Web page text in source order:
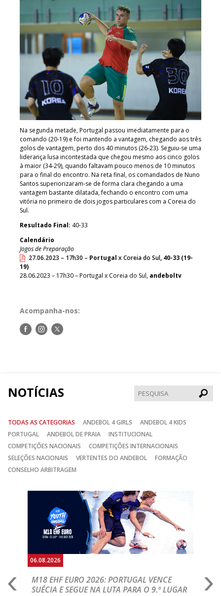
Na segunda metade, Portugal passou imediatamente para o
comando (20-19) e foi mantendo a vantagem, chegando aos três
golos de vantagem, perto dos 40 minutos (26-23). Seguiu-se uma
liderança lusa incontestada que chegou mesmo aos cinco golos
à maior (34-29), quando faltavam pouco menos de 10 minutos
para o final do encontro. Na reta final, os comandados de Nuno
Santos superiorizaram-se de forma clara chegando a uma
vantagem bastante dilatada, fechando o encontro com uma
vitória no primeiro de dois jogos particulares com a Coreia do
Sul.
Resultado Final: 40-33
Calendário
Jogos de Preparação
27.06.2023 – 17h30 – Portugal x Coreia do Sul, 40-33 (19-
19)
28.06.2023 – 17h30 – Portugal x Coreia do Sul, andeboltv
Acompanha-nos:
Siga-Siga-Siga-
NOTÍCIAS
TODAS AS CATEGORIAS ANDEBOL 4 GIRLS
ANDEBOL 4 KIDS
PORTUGAL
ANDEBOL DE PRAIA
INSTITUCIONAL
COMPETIÇÕES NACIONAIS
COMPETIÇÕES INTERNACIONAIS
SELEÇÕES NACIONAIS
VERTENTES DO ANDEBOL
FORMAÇÃO
CONSELHO ARBITRAGEM
06.08.2026
M18 EHF EURO 2026: PORTUGAL VENCE
SUÉCIA E SEGUE NA LUTA PARA O 9.º LUGAR